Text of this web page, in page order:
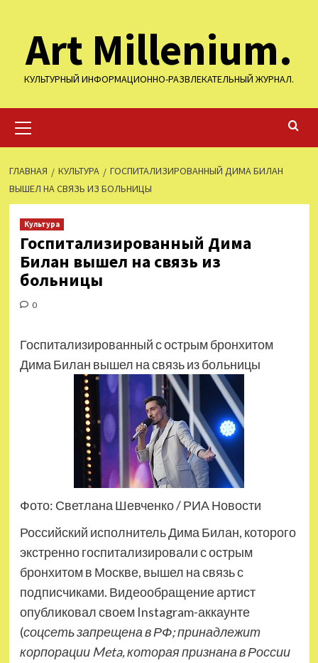
содержимому
Art Millenium.
КУЛЬТУРНЫЙ ИНФОРМАЦИОННО-РАЗВЛЕКАТЕЛЬНЫЙ ЖУРНАЛ.
меню
ГЛАВНАЯ КУЛЬТУРА
ГОСПИТАЛИЗИРОВАННЫЙ ДИМА БИЛАН
ВЫШЕЛ НА СВЯЗЬ ИЗ БОЛЬНИЦЫ
Культура
Госпитализированный Дима
Билан вышел на связь из
больницы
0
Госпитализированный с острым бронхитом
Дима Билан вышел на связь из больницы
Фото: Светлана Шевченко / РИА Новости
Российский исполнитель Дима Билан, которого
экстренно госпитализировали с острым
бронхитом в Москве, вышел на связь с
подписчиками. Видеообращение артист
опубликовал своем Instagram-аккаунте
(соцсеть запрещена в РФ; принадлежит
корпорации Meta, которая признана в России